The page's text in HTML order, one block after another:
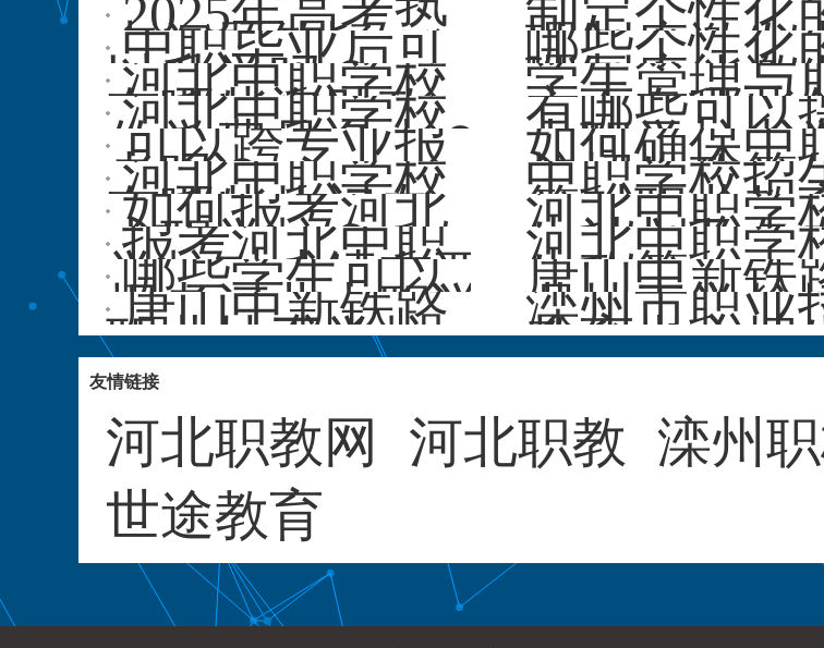
2025年高考热
点问题答疑
中职毕业后可
以升学吗？
河北中职学校
有哪些资助政
策？
河北中职学校
的学费是多少？
可以跨专业报
考吗？
河北中职学校
有哪些热门专
业？
如何报考河北
中职学校？
报考河北中职
学校对成绩有要
求吗？
哪些学生可以
报考河北中职学
校？
唐山中新铁路
职业技工学校
招生问答
制定个性化
理制度激发
学生学习动
好处有···
哪些个性化
理制度能激
职学生的学
力？
学生管理与
方面有哪些
方法可以提
职学校···
有哪些可以
中职学校办
量的建议？
如何确保中
校招生政策
效落实？
中职学校招
策对职业教
展有哪些影
河北中职学
生计划及各
招生人数是
少？
河北中职学
生政策
唐山中新铁
业技工学校
政策
滦州市职业
教育中心招
策
友情链接
河北职教网 河北职教 滦州
世途教育